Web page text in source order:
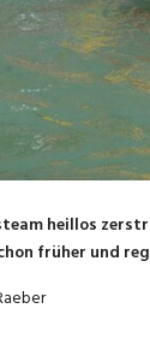
heillos
früher und